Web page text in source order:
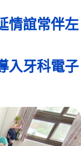
情誼常伴左
入牙科電子